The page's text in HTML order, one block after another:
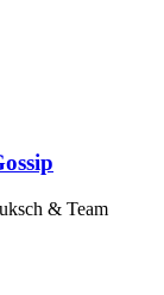
& Team